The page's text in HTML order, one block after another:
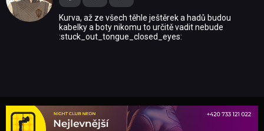
Kurva, až ze všech těhle ještěrek a hadů budou
kabelky a boty nikomu to určitě vadit nebude
:stuck_out_tongue_closed_eyes: